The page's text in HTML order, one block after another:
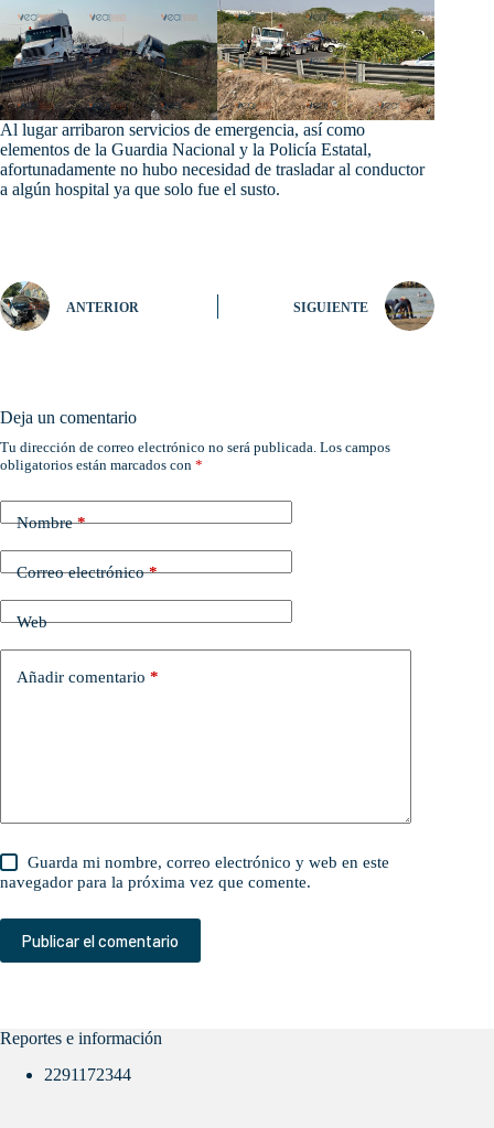
Al lugar arribaron servicios de emergencia, así como
elementos de la Guardia Nacional y la Policía Estatal,
afortunadamente no hubo necesidad de trasladar al conductor
a algún hospital ya que solo fue el susto.
ANTERIOR SIGUIENTE
Deja un comentario
Tu dirección de correo electrónico no será publicada. Los campos
obligatorios están marcados con *
Nombre*
Correo electrónico*
Web
Añadir comentario *
Guarda mi nombre, correo electrónico y web en este
navegador para la próxima vez que comente.
Publicar el comentario
Reportes e información
2291172344